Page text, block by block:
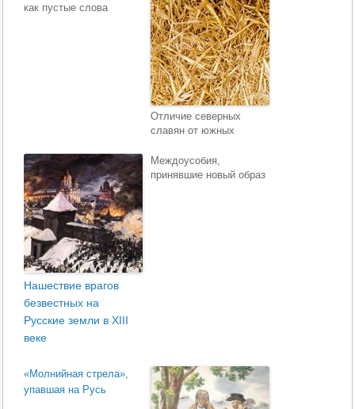
как пустые слова
Отличие северных
славян от южных
Нашествие врагов
безвестных на
Русские земли в XIII
веке
Междоусобия,
принявшие новый образ
«Молнийная стрела»,
упавшая на Русь